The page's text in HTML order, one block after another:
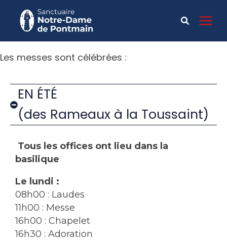
Les messes sont célébrées :
EN ÉTÉ
(des Rameaux à la Toussaint)
Tous les offices ont lieu dans la
basilique
Le lundi :
08h00 : Laudes
11h00 : Messe
16h00 : Chapelet
16h30 : Adoration